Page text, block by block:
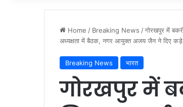
Home / Breaking News /गोरखपुर में
अध्यक्षता में बैठक, नगर आयुक्त अजय जैन ने दिए कड़े
Breaking News भारत
गोरखपुर में